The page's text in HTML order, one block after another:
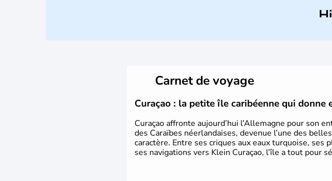
Carnet de voyage
Curaçao : la petite île caribéenne qui donne
Curaçao affronte aujourd’hui l’Allemagne pour son
des Caraïbes néerlandaises, devenue l’une des
caractère. Entre ses criques aux eaux turquoise,
ses navigations vers Klein Curaçao, l’île a tout pour